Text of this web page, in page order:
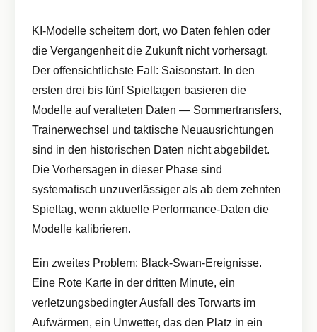
KI-Modelle scheitern dort, wo Daten fehlen oder
die Vergangenheit die Zukunft nicht vorhersagt.
Der offensichtlichste Fall: Saisonstart. In den
ersten drei bis fünf Spieltagen basieren die
Modelle auf veralteten Daten — Sommertransfers,
Trainerwechsel und taktische Neuausrichtungen
sind in den historischen Daten nicht abgebildet.
Die Vorhersagen in dieser Phase sind
systematisch unzuverlässiger als ab dem zehnten
Spieltag, wenn aktuelle Performance-Daten die
Modelle kalibrieren.
Ein zweites Problem: Black-Swan-Ereignisse.
Eine Rote Karte in der dritten Minute, ein
verletzungsbedingter Ausfall des Torwarts im
Aufwärmen, ein Unwetter, das den Platz in ein